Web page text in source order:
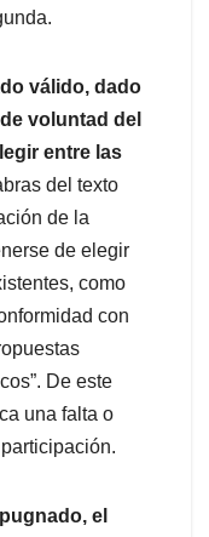
válido, dado
voluntad del
entre las
del texto
de la
de elegir
como
con
De este
una falta o
el